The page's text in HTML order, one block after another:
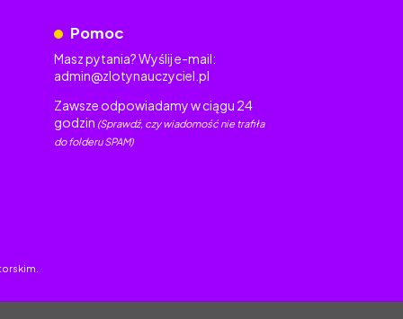
Pomoc
Masz pytania? Wyślij e-mail:
admin@zlotynauczyciel.pl
Zawsze odpowiadamy w ciągu 24
godzin (Sprawdź, czy wiadomość nie trafiła
do folderu SPAM)